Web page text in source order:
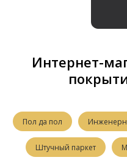
Интернет-
Пол да пол
Штучный паркет